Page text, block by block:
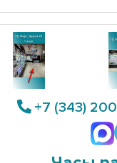
+7 (343)